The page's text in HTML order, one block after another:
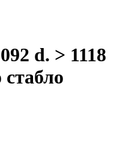
d. > 1118